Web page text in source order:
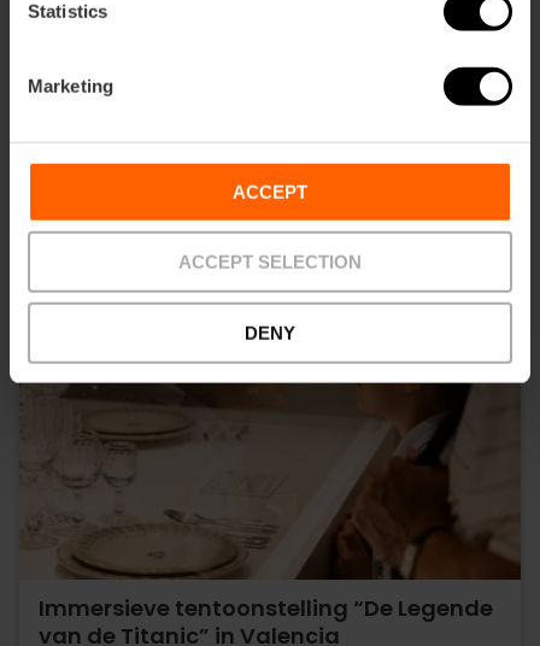
Statistics
Marketing
ACCEPT
ACCEPT SELECTION
DENY
Dit vind je misschien ook leuk
Immersieve tentoonstelling “De Legende
van de Titanic” in Valencia